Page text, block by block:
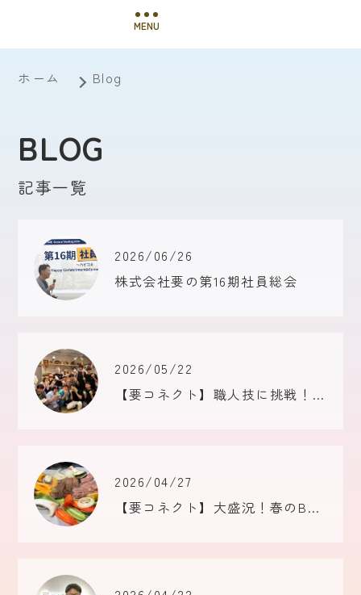
MENU
ホーム Blog
BLOG
記事一覧
2026/06/26
株式会社要の第16期社員総会
2026/05/22
【要コネクト】職人技に挑戦！食品サンプル作り体験 in 合羽橋
2026/04/27
【要コネクト】大盛況！春のBBQ祭り2026＆突然の代表ツアー！？